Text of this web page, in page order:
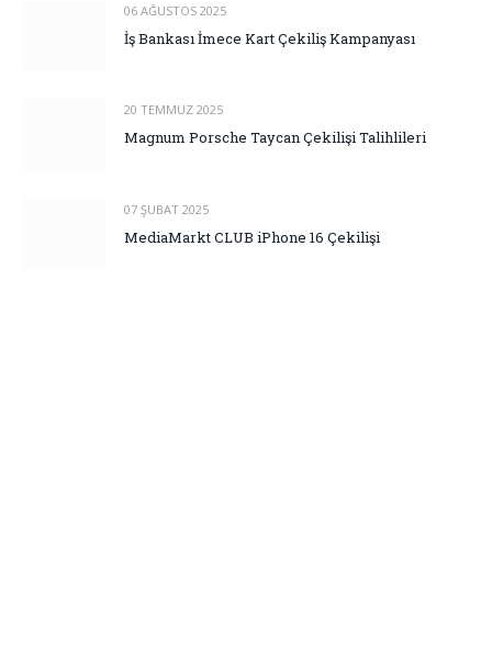
06 AĞUSTOS 2025
İş Bankası İmece Kart Çekiliş Kampanyası
20 TEMMUZ 2025
Magnum Porsche Taycan Çekilişi Talihlileri
07 ŞUBAT 2025
MediaMarkt CLUB iPhone 16 Çekilişi